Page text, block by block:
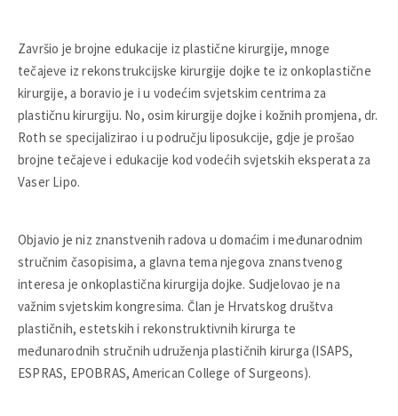
Završio je brojne edukacije iz plastične kirurgije, mnoge
tečajeve iz rekonstrukcijske kirurgije dojke te iz onkoplastične
kirurgije, a boravio je i u vodećim svjetskim centrima za
plastičnu kirurgiju. No, osim kirurgije dojke i kožnih promjena, dr.
Roth se specijalizirao i u području liposukcije, gdje je prošao
brojne tečajeve i edukacije kod vodećih svjetskih eksperata za
Vaser Lipo.
Objavio je niz znanstvenih radova u domaćim i međunarodnim
stručnim časopisima, a glavna tema njegova znanstvenog
interesa je onkoplastična kirurgija dojke. Sudjelovao je na
važnim svjetskim kongresima. Član je Hrvatskog društva
plastičnih, estetskih i rekonstruktivnih kirurga te
međunarodnih stručnih udruženja plastičnih kirurga (ISAPS,
ESPRAS, EPOBRAS, American College of Surgeons).